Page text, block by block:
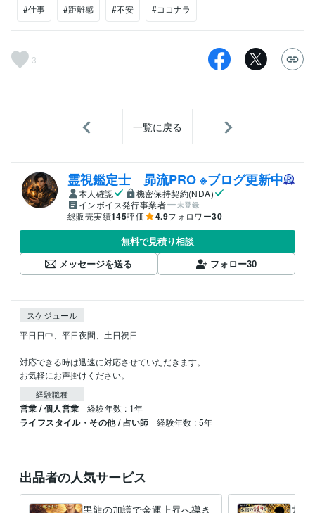
#仕事 #距離感 #不安 #ココナラ
3
一覧に戻る
霊視鑑定士 昴流PRO ※ブログ更新中
本人確認
機密保持契約(NDA)
インボイス発行事業者
未登録
総販売実績145評価 4.9フォロワー30
無料で見積り相談
メッセージを送る
フォロー30
スケジュール
平日日中、平日夜間、土日祝日
対応できる時は迅速に対応させていただきます。
お気軽にお声掛けください。
経験職種
営業 / 個人営業 経験年数 : 1年
ライフスタイル・その他 / 占い師 経験年数 : 5年
出品者の人気サービス
黒龍の加護で金運上昇へ導き
九字